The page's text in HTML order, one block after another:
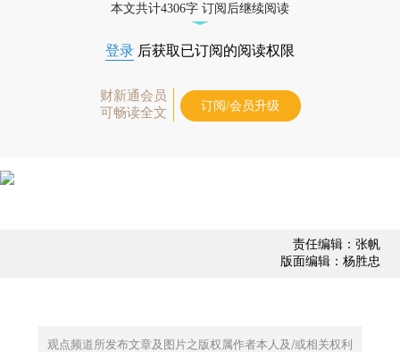
本文共计4306字 订阅后继续阅读
登录 后获取已订阅的阅读权限
财新通会员
可畅读全文
订阅/会员升级
责任编辑：张帆
版面编辑：杨胜忠
观点频道所发布文章及图片之版权属作者本人及/或相关权利